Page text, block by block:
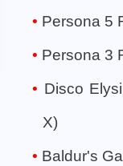
Persona 5
Persona 3
Disco
X)
Baldur's